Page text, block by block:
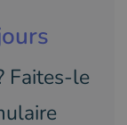
Faites-le